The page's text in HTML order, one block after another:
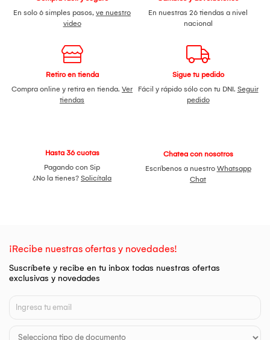
En solo 6 simples pasos, ve nuestro
video
En nuestras 26 tiendas a nivel
nacional
Retiro en tienda
Compra online y retira en tienda. Ver
tiendas
Sigue tu pedido
Fácil y rápido sólo con tu DNI. Seguir
pedido
Hasta 36 cuotas
Pagando con Sip
¿No la tienes? Solicítala
Chatea con nosotros
Escríbenos a nuestro Whatsapp
Chat
¡Recibe nuestras ofertas y novedades!
Suscríbete y recibe en tu inbox todas nuestras ofertas
exclusivas y novedades